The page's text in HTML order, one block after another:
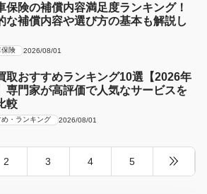
保険の補償内容満足度ランキング！
な補償内容や選び方の基本も解説し
保険 2026/08/01
取おすすめランキング10選【2026年
専門家が高評価で人気なサービスを
較
め・ランキング 2026/08/01
2 3 4 5